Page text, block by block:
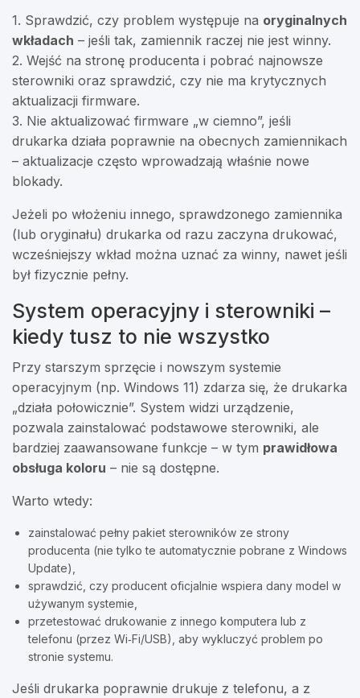
1. Sprawdzić, czy problem występuje na oryginalnych
wkładach – jeśli tak, zamiennik raczej nie jest winny.
2. Wejść na stronę producenta i pobrać najnowsze
sterowniki oraz sprawdzić, czy nie ma krytycznych
aktualizacji firmware.
3. Nie aktualizować firmware „w ciemno”, jeśli
drukarka działa poprawnie na obecnych zamiennikach
– aktualizacje często wprowadzają właśnie nowe
blokady.
Jeżeli po włożeniu innego, sprawdzonego zamiennika
(lub oryginału) drukarka od razu zaczyna drukować,
wcześniejszy wkład można uznać za winny, nawet jeśli
był fizycznie pełny.
System operacyjny i sterowniki –
kiedy tusz to nie wszystko
Przy starszym sprzęcie i nowszym systemie
operacyjnym (np. Windows 11) zdarza się, że drukarka
„działa połowicznie”. System widzi urządzenie,
pozwala zainstalować podstawowe sterowniki, ale
bardziej zaawansowane funkcje – w tym prawidłowa
obsługa koloru – nie są dostępne.
Warto wtedy:
zainstalować pełny pakiet sterowników ze strony
producenta (nie tylko te automatycznie pobrane z Windows
Update),
sprawdzić, czy producent oficjalnie wspiera dany model w
używanym systemie,
przetestować drukowanie z innego komputera lub z
telefonu (przez Wi‑Fi/USB), aby wykluczyć problem po
stronie systemu.
Jeśli drukarka poprawnie drukuje z telefonu, a z